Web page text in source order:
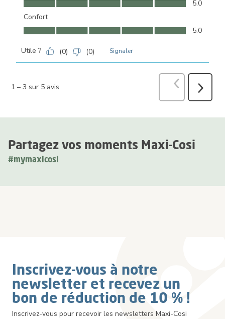
Partagez vos moments Maxi-Cosi
#mymaxicosi
5.0
Confort
Confort, 5.0 sur 5
5.0
Utile ? (0) (0) Signaler
1 – 3 sur 5 avis PrécédentSuivant
avis
Inscrivez-vous à notre
newsletter et recevez un
bon de réduction de 10 % !
Inscrivez-vous pour recevoir les newsletters Maxi-Cosi